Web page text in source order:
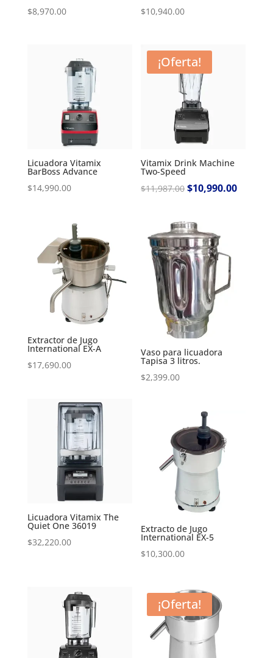
$8,970.00
$10,940.00
Licuadora Vitamix
BarBoss Advance
$14,990.00
¡Oferta!
Vitamix Drink Machine
Two-Speed
$11,987.00 Original
$11,987.00.
$10,990.00Current
Extractor de Jugo
International EX-A
$17,690.00
Vaso para licuadora
Tapisa 3 litros.
$2,399.00
Licuadora Vitamix The
Quiet One 36019
$32,220.00
Extracto de Jugo
International EX-5
$10,300.00
¡Oferta!